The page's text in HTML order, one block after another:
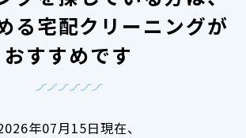
る宅配クリーニングが
おすすめです
年07月15日現在、